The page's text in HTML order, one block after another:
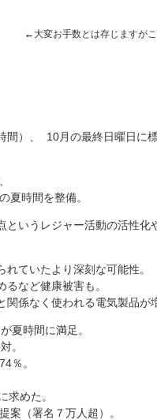
← 大変お手数とは存じますがこ
間）、 10月の最終日曜日に
夏時間を整備。
いうレジャー活動の活性化
ていたより深刻な可能性。
など健康被害も。
係なく使われる電気製品が
夏時間に満足。
。
％。
求めた。
案（署名７万人超）。